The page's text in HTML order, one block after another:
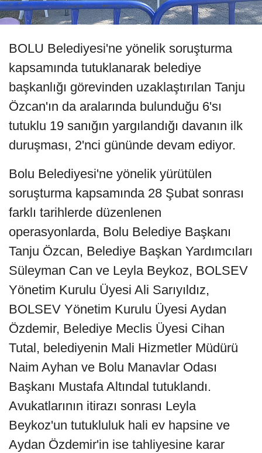
BOLU Belediyesi'ne yönelik soruşturma
kapsamında tutuklanarak belediye
başkanlığı görevinden uzaklaştırılan Tanju
Özcan'ın da aralarında bulunduğu 6'sı
tutuklu 19 sanığın yargılandığı davanın ilk
duruşması, 2'nci gününde devam ediyor.
Bolu Belediyesi'ne yönelik yürütülen
soruşturma kapsamında 28 Şubat sonrası
farklı tarihlerde düzenlenen
operasyonlarda, Bolu Belediye Başkanı
Tanju Özcan, Belediye Başkan Yardımcıları
Süleyman Can ve Leyla Beykoz, BOLSEV
Yönetim Kurulu Üyesi Ali Sarıyıldız,
BOLSEV Yönetim Kurulu Üyesi Aydan
Özdemir, Belediye Meclis Üyesi Cihan
Tutal, belediyenin Mali Hizmetler Müdürü
Naim Ayhan ve Bolu Manavlar Odası
Başkanı Mustafa Altındal tutuklandı.
Avukatlarının itirazı sonrası Leyla
Beykoz'un tutukluluk hali ev hapsine ve
Aydan Özdemir'in ise tahliyesine karar